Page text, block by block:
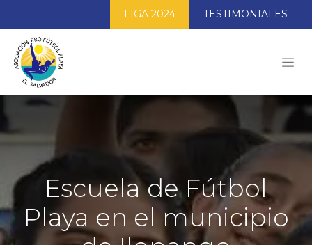
LIGA 2024 TESTIMONIALES
Escuela de Fútbol
Playa en el municipio